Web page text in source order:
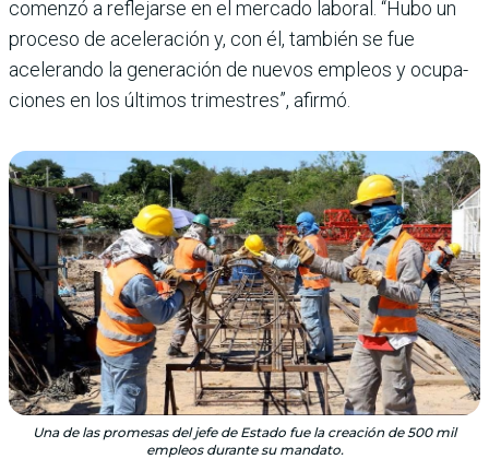
comenzó a reflejarse en el mercado labo­ral. “Hubo un
proceso de ace­leración y, con él, también se fue
acelerando la generación de nuevos empleos y ocupa­
ciones en los últimos trimes­tres”, afirmó.
Una de las promesas del jefe de Estado fue la creación de 500 mil
empleos durante su mandato.